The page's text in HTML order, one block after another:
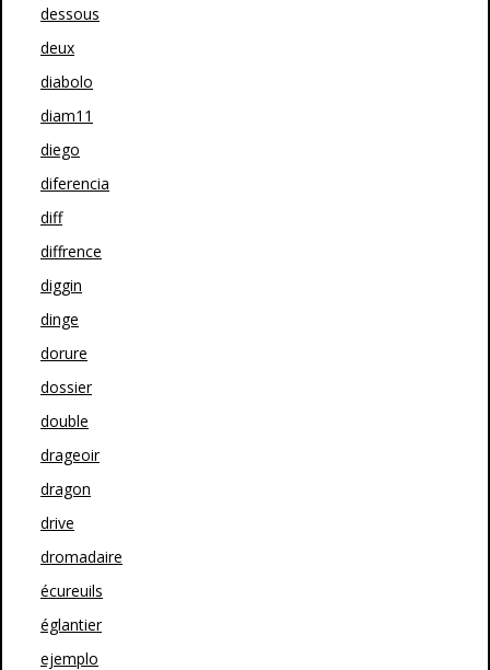
dessous
deux
diabolo
diam11
diego
diferencia
diff
diffrence
diggin
dinge
dorure
dossier
double
drageoir
dragon
drive
dromadaire
écureuils
églantier
ejemplo